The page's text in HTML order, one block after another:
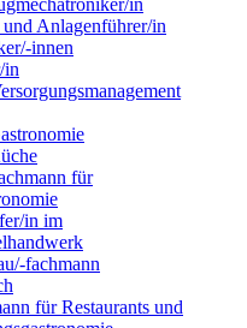
in
Anlagenführer/in
innen
in
für
in im
fachmann
für Restaurants und